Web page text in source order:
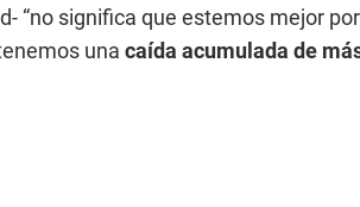
“no significa que estemos mejor
una caída acumulada de